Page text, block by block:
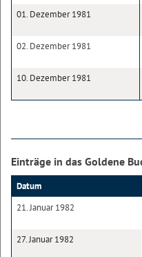
01. Dezember 1981
02. Dezember 1981
10. Dezember 1981
Einträge in das Goldene
Datum
21. Januar 1982
27. Januar 1982